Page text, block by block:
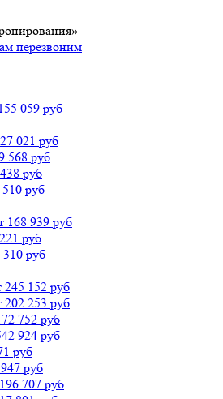
перезвоним
059 руб
021 руб
568 руб
руб
руб
168 939 руб
руб
310 руб
245 152 руб
202 253 руб
752 руб
924 руб
руб
руб
707 руб